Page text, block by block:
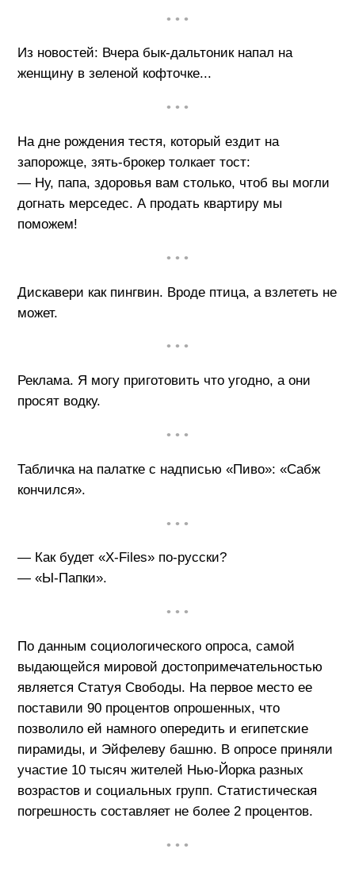
• • •
Из новостей: Вчера бык-дальтоник напал на
женщину в зеленой кофточке...
• • •
На дне рождения тестя, который ездит на
запорожце, зять-брокер толкает тост:
— Ну, папа, здоровья вам столько, чтоб вы могли
догнать мерседес. А продать квартиру мы
поможем!
• • •
Дискавери как пингвин. Вроде птица, а взлететь не
может.
• • •
Реклама. Я могу приготовить что угодно, а они
просят водку.
• • •
Табличка на палатке с надписью «Пиво»: «Сабж
кончился».
• • •
— Как будет «X-Files» по-русски?
— «Ы-Папки».
• • •
По данным социологического опроса, самой
выдающейся мировой достопримечательностью
является Статуя Свободы. На первое место ее
поставили 90 процентов опрошенных, что
позволило ей намного опередить и египетские
пирамиды, и Эйфелеву башню. В опросе приняли
участие 10 тысяч жителей Нью-Йорка разных
возрастов и социальных групп. Статистическая
погрешность составляет не более 2 процентов.
• • •